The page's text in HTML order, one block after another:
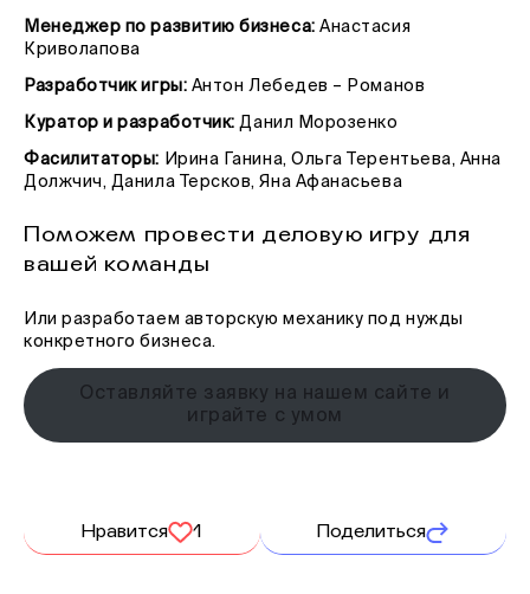
Менеджер по развитию бизнеса: Анастасия
Криволапова
Разработчик игры: Антон Лебедев – Романов
Куратор и разработчик: Данил Морозенко
Фасилитаторы: Ирина Ганина, Ольга Терентьева, Анна
Должчич, Данила Терсков, Яна Афанасьева
Поможем провести деловую игру для
вашей команды
Или разработаем авторскую механику под нужды
конкретного бизнеса.
Оставляйте заявку на нашем сайте и
играйте с умом
Нравится 1 Поделиться